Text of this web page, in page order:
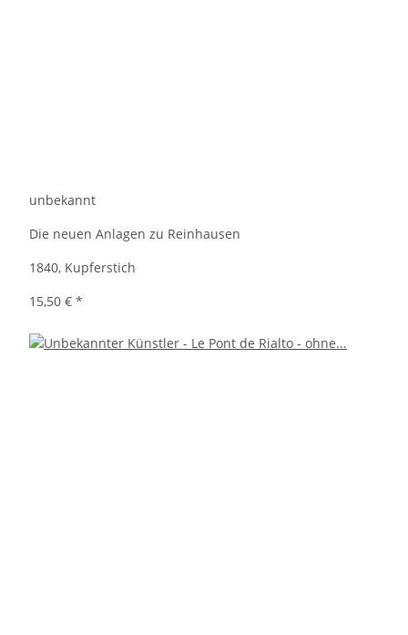
unbekannt
Die neuen Anlagen zu Reinhausen
1840, Kupferstich
15,50 € *